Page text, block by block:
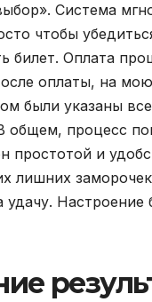
Система
чтобы
билет. Оплата
оплаты, на
были указаны
процесс
простотой и
лишних
удачу.